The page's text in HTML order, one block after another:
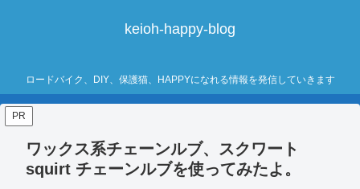
keioh-happy-blog
ロードバイク、DIY、保護猫、HAPPYになれる情報を発信していきます
PR
ワックス系チェーンルブ、スクワート
squirt チェーンルブを使ってみたよ。